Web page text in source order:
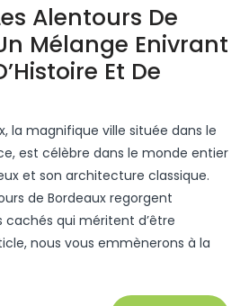
Alentours De
Mélange Enivrant
Et De
est célèbre dans le monde entier
et son architecture classique.
de Bordeaux regorgent
qui méritent d’être
nous vous emmènerons à la